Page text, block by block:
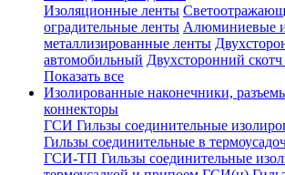
Изоляционные ленты
оградительные ленты Алюминиевые
металлизированные ленты
автомобильный Двухсторонний
Показать все
Изолированные наконечники,
коннекторы
ГСИ Гильзы соединительные
Гильзы соединительные в
ГСИ-ТП Гильзы соединительные